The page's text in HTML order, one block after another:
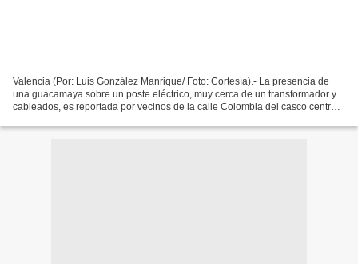
Valencia (Por: Luis González Manrique/ Foto: Cortesía).- La presencia de
una guacamaya sobre un poste eléctrico, muy cerca de un transformador y
cableados, es reportada por vecinos de la calle Colombia del casco centra